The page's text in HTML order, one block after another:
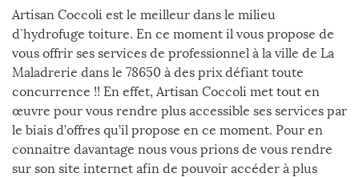
Artisan Coccoli est le meilleur dans le milieu
d`hydrofuge toiture. En ce moment il vous propose de
vous offrir ses services de professionnel à la ville de La
Maladrerie dans le 78650 à des prix défiant toute
concurrence !! En effet, Artisan Coccoli met tout en
œuvre pour vous rendre plus accessible ses services par
le biais d’offres qu’il propose en ce moment. Pour en
connaitre davantage nous vous prions de vous rendre
sur son site internet afin de pouvoir accéder à plus